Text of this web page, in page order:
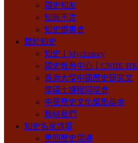
國史知友
知無不言
知史讀書會
關於知史
知史丨Mychistory
國史教育中心丨CNHE·HK
香港大學中國歷史研究文
學碩士課程同學會
中華歷史文化獎勵基金
聯絡我們
知史名家講壇
重回歷史現場